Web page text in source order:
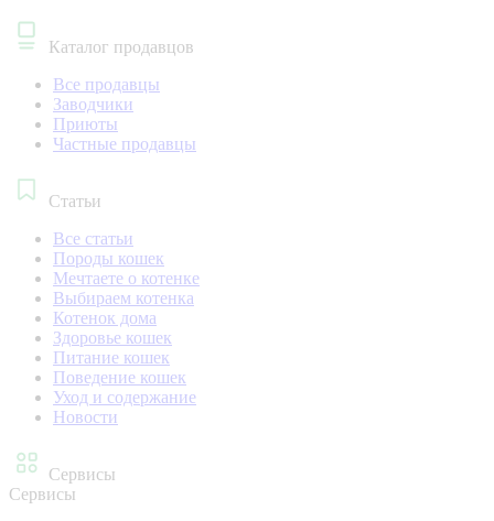
Каталог продавцов
Все продавцы
Заводчики
Приюты
Частные продавцы
Статьи
Все статьи
Породы кошек
Мечтаете о котенке
Выбираем котенка
Котенок дома
Здоровье кошек
Питание кошек
Поведение кошек
Уход и содержание
Новости
Сервисы
Сервисы